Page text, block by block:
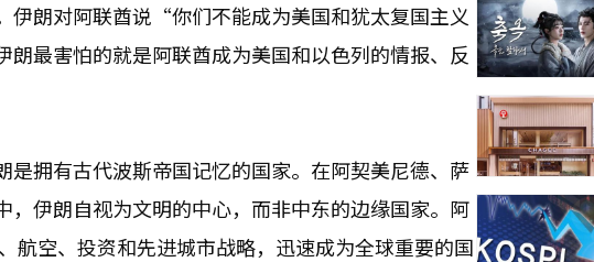
朗对阿联酋说“你们不能成为美国和犹太复国主义
最害怕的就是阿联酋成为美国和以色列的情报、反
拥有古代波斯帝国记忆的国家。在阿契美尼德、萨
伊朗自视为文明的中心，而非中东的边缘国家。阿
航空、投资和先进城市战略，迅速成为全球重要的国